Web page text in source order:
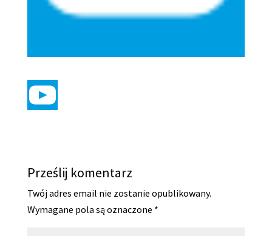
Prześlij komentarz
Twój adres email nie zostanie opublikowany.
Wymagane pola są oznaczone *